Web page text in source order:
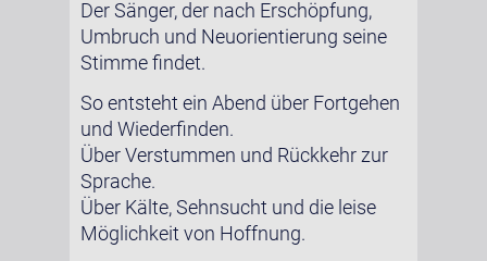
Der Sänger, der nach Erschöpfung,
Umbruch und Neuorientierung seine
Stimme findet.
So entsteht ein Abend über Fortgehen
und Wiederfinden.
Über Verstummen und Rückkehr zur
Sprache.
Über Kälte, Sehnsucht und die leise
Möglichkeit von Hoffnung.